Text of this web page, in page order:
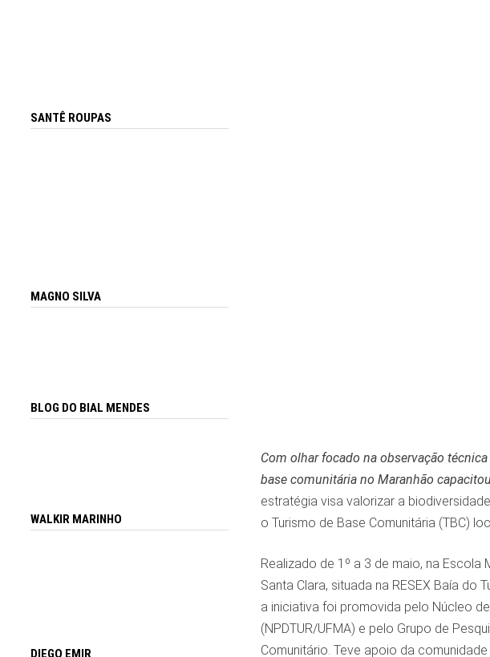
Com olhar focado na observação
base comunitária no Maranhão
estratégia visa valorizar a
o Turismo de Base Comunitária (TBC)
Realizado de 1º a 3 de maio, na Escola
Santa Clara, situada na RESEX Baía do
a iniciativa foi promovida pelo Núcleo
(NPDTUR/UFMA) e pelo Grupo de
Comunitário. Teve apoio da
SANTÊ ROUPAS
MAGNO SILVA
BLOG DO BIAL MENDES
WALKIR MARINHO
DIEGO EMIR